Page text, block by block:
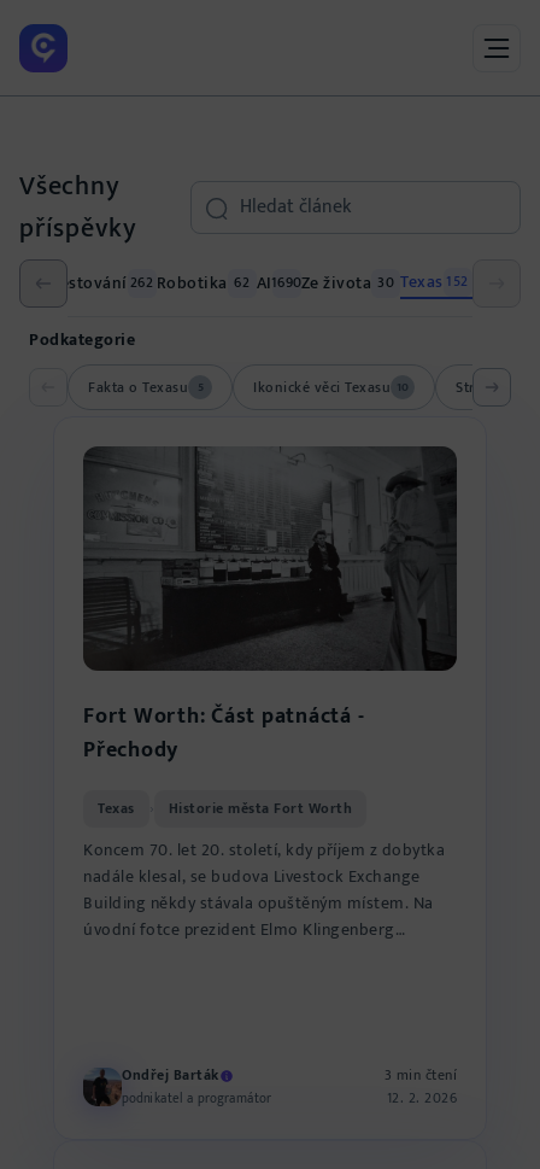
Všechny
příspěvky
Search
26 Cestování 262 Robotika 62 AI1690Ze života 30 Texas 152
Podkategorie
Fakta o Texasu 5 Ikonické věci Texasu 10 Strašidelná
Fort Worth: Část patnáctá -
Přechody
Texas Historie města Fort Worth
Koncem 70. let 20. století, kdy příjem z dobytka
nadále klesal, se budova Livestock Exchange
Building někdy stávala opuštěným místem. Na
úvodní fotce prezident Elmo Klingenberg
Ondřej Barták
podnikatel a programátor
3 min čtení
12. 2. 2026